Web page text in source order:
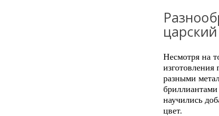
Несмотря на
изготовления
разными
научились
цвет.